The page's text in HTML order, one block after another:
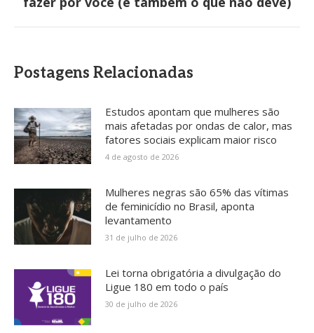
post:
Postagens Relacionadas
Estudos apontam que mulheres são
mais afetadas por ondas de calor, mas
fatores sociais explicam maior risco
4 de agosto de 2026
Mulheres negras são 65% das vítimas
de feminicídio no Brasil, aponta
levantamento
31 de julho de 2026
Lei torna obrigatória a divulgação do
Ligue 180 em todo o país
30 de julho de 2026